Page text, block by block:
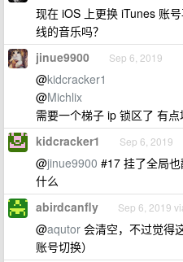
现在 iOS 上更换 iTunes 账
线的音乐吗？
jinue9900 Sep 6, 2019
@kidcracker1
@Michlix
需要一个梯子 ip 锁区了 有点
kidcracker1 Sep 6, 2019
@jinue9900 #17 挂了全局
什么
abirdcanfly Sep 6, 2019
@aqutor 会清空，不过觉得
账号切换）